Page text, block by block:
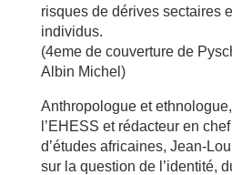
risques de dérives sectaires
individus.
(4eme de couverture de
Albin Michel)
Anthropologue et
l’EHESS et rédacteur en
d’études africaines, Jean-
sur la question de l’identité,